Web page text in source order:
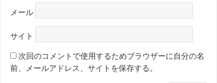
メール
サイト
次回のコメントで使用するためブラウザーに自分の名
前、メールアドレス、サイトを保存する。